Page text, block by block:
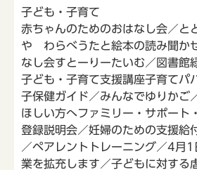
子ども・子育て
赤ちゃんのためのおはなし会／と
や わらべうたと絵本の読み聞か
なし会すとーりーたいむ／図書館
子ども・子育て支援講座子育てパ
子保健ガイド／みんなでゆりかご
ほしい方へファミリー・サポート
登録説明会／妊婦のための支援給
／ペアレントトレーニング／4月
業を拡充します／子どもに対する